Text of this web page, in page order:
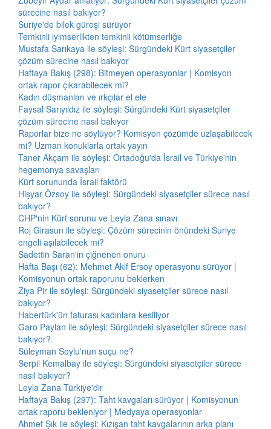
sürecine nasıl bakıyor?
Suriye'de bilek güreşi sürüyor
Temkinli iyimserlikten temkinli kötümserliğe
Mustafa Sarıkaya ile söyleşi: Sürgündeki Kürt siyasetçiler
çözüm sürecine nasıl bakıyor
Haftaya Bakış (298): Bitmeyen operasyonlar | Komisyon
ortak rapor çıkarabilecek mi?
Kadın düşmanları ve ırkçılar el ele
Faysal Sarıyıldız ile söyleşi: Sürgündeki Kürt siyasetçiler
çözüm sürecine nasıl bakıyor
Raporlar bize ne söylüyor? Komisyon çözümde uzlaşabilecek
mi? Uzman konuklarla ortak yayın
Taner Akçam ile söyleşi: Ortadoğu'da İsrail ve Türkiye'nin
hegemonya savaşları
Kürt sorununda İsrail faktörü
Hişyar Özsoy ile söyleşi: Sürgündeki siyasetçiler sürece nasıl
bakıyor?
CHP'nin Kürt sorunu ve Leyla Zana sınavı
Roj Girasun ile söyleşi: Çözüm sürecinin önündeki Suriye
engeli aşılabilecek mi?
Sadettin Saran'ın çiğnenen onuru
Hafta Başı (62): Mehmet Akif Ersoy operasyonu sürüyor |
Komisyonun ortak raporunu beklerken
Ziya Pir ile söyleşi: Sürgündeki siyasetçiler sürece nasıl
bakıyor?
Habertürk'ün faturası kadınlara kesiliyor
Garo Paylan ile söyleşi: Sürgündeki siyasetçiler sürece nasıl
bakıyor?
Süleyman Soylu'nun suçu ne?
Serpil Kemalbay ile söyleşi: Sürgündeki siyasetçiler sürece
nasıl bakıyor?
Leyla Zana Türkiye'dir
Haftaya Bakış (297): Taht kavgaları sürüyor | Komisyonun
ortak raporu bekleniyor | Medyaya operasyonlar
Ahmet Şık ile söyleşi: Kızışan taht kavgalarının arka planı